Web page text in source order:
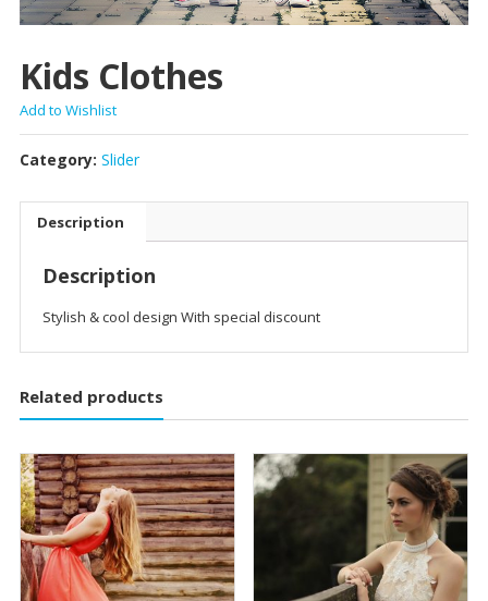
Kids Clothes
Add to Wishlist
Category: Slider
Description
Description
Stylish & cool design With special discount
Related products